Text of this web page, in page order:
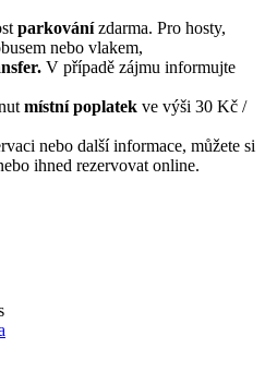
parkovánízdarma. Pro hosty,
nebo vlakem,
V případě zájmu informujte
místní poplatek ve výši 30 Kč /
nebo další informace, můžete si
ihned rezervovat online.